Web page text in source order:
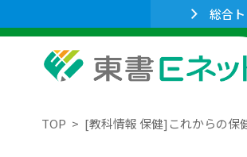
総合
TOP [教科情報 保健]これからの保